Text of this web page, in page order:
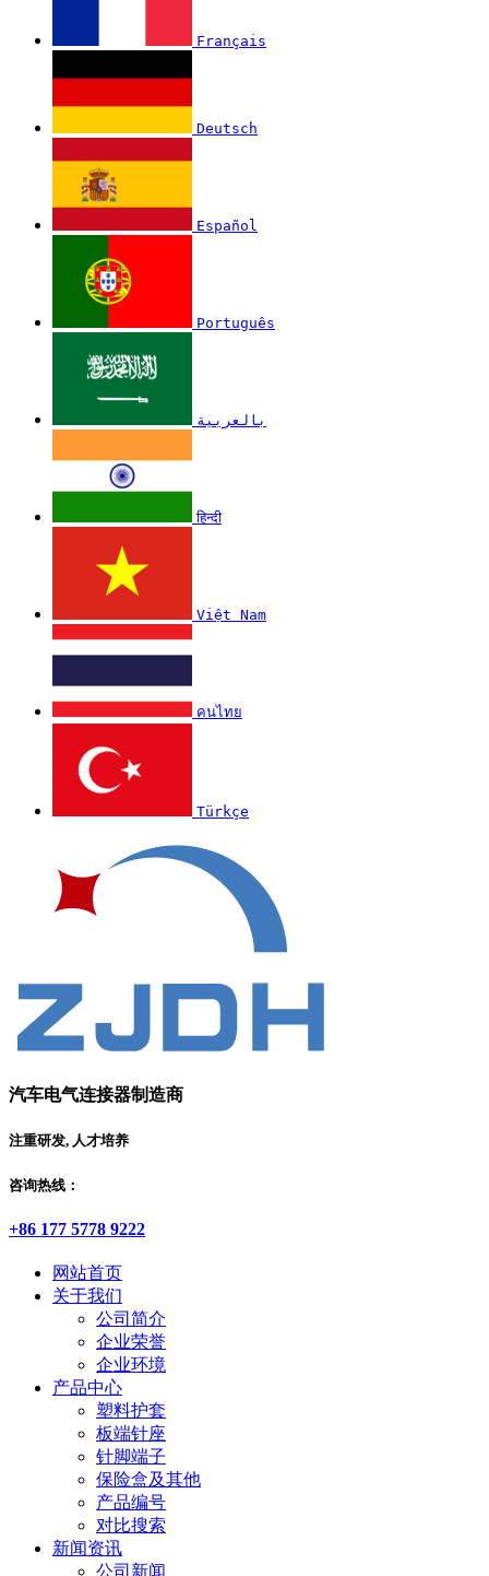
Français
Deutsch
Español
Português
بالعربية
हिन्दी
Việt Nam
คนไทย
Türkçe
汽车电气连接器制造商
注重研发, 人才培养
咨询热线：
+86 177 5778 9222
网站首页
关于我们
公司简介
企业荣誉
企业环境
产品中心
塑料护套
板端针座
针脚端子
保险盒及其他
产品编号
对比搜索
新闻资讯
公司新闻